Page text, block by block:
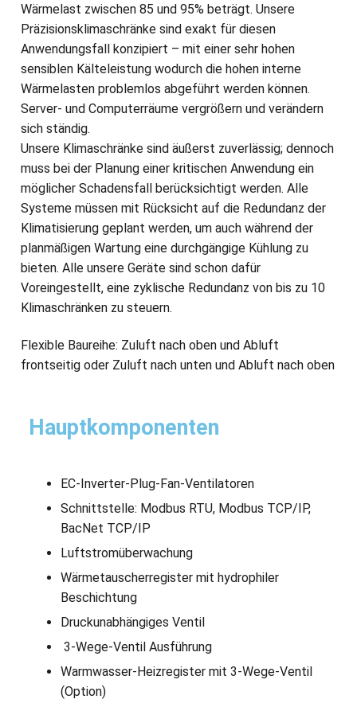
Wärmelast zwischen 85 und 95% beträgt. Unsere
Präzisionsklimaschränke sind exakt für diesen
Anwendungsfall konzipiert – mit einer sehr hohen
sensiblen Kälteleistung wodurch die hohen interne
Wärmelasten problemlos abgeführt werden können.
Server- und Computerräume vergrößern und verändern
sich ständig.
Unsere Klimaschränke sind äußerst zuverlässig; dennoch
muss bei der Planung einer kritischen Anwendung ein
möglicher Schadensfall berücksichtigt werden. Alle
Systeme müssen mit Rücksicht auf die Redundanz der
Klimatisierung geplant werden, um auch während der
planmäßigen Wartung eine durchgängige Kühlung zu
bieten. Alle unsere Geräte sind schon dafür
Voreingestellt, eine zyklische Redundanz von bis zu 10
Klimaschränken zu steuern.
Flexible Baureihe: Zuluft nach oben und Abluft
frontseitig oder Zuluft nach unten und Abluft nach oben
Hauptkomponenten
EC-Inverter-Plug-Fan-Ventilatoren
Schnittstelle: Modbus RTU, Modbus TCP/IP,
BacNet TCP/IP
Luftstromüberwachung
Wärmetauscherregister mit hydrophiler
Beschichtung
Druckunabhängiges Ventil
3-Wege-Ventil Ausführung
Warmwasser-Heizregister mit 3-Wege-Ventil
(Option)